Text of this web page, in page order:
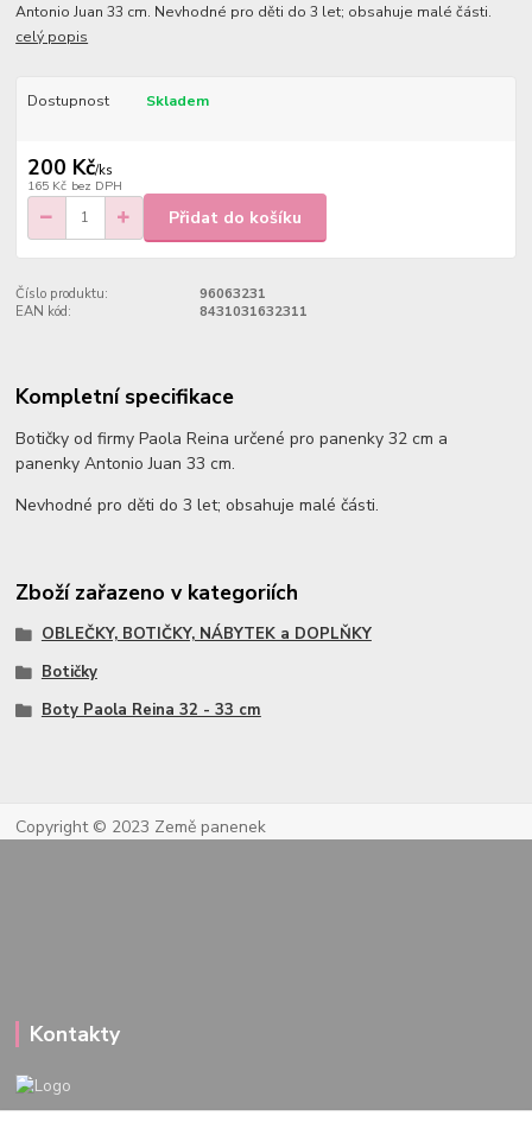
Antonio Juan 33 cm. Nevhodné pro děti do 3 let; obsahuje malé části.
celý popis
Dostupnost Skladem
200 Kč/ks
165 Kč bez DPH
Přidat do košíku
Číslo produktu:
96063231
EAN kód:
8431031632311
Kompletní specifikace
Botičky od firmy Paola Reina určené pro panenky 32 cm a
panenky Antonio Juan 33 cm.
Nevhodné pro děti do 3 let; obsahuje malé části.
Zboží zařazeno v kategoriích
OBLEČKY, BOTIČKY, NÁBYTEK a DOPLŇKY
Botičky
Boty Paola Reina 32 - 33 cm
Copyright © 2023 Země panenek
Kontakty